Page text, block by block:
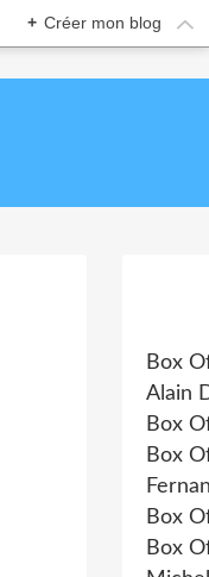
+ Créer mon blog
Box
Alain
Box
Box
Box
Box